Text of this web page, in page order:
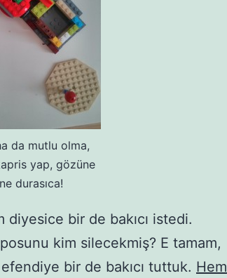
da mutlu olma,
yap, gözüne
durasıca!
bir de bakıcı istedi.
kim silecekmiş? E tamam,
bir de bakıcı tuttuk. Hem